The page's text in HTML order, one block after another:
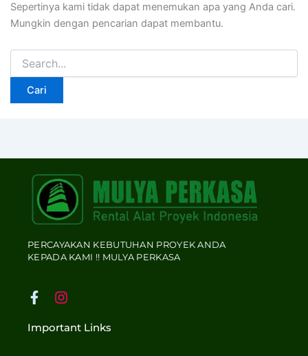
Sepertinya kami tidak dapat menemukan apa yang Anda cari.
Mungkin dengan pencarian dapat membantu.
PERCAYAKAN KEBUTUHAN PROYEK ANDA
KEPADA KAMI !! MULYA PERKASA
F
c
I
s
Important Links